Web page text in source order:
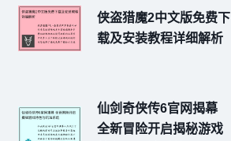
侠盗猎魔2中文版免费下
载及安装教程详细解析
仙剑奇侠传6官网揭幕
全新冒险开启揭秘游戏